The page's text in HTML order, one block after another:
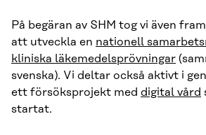
På begäran av SHM tog vi även
att utveckla en nationell
kliniska läkemedelsprövningar
svenska). Vi deltar också aktivt i
ett försöksprojekt med digital vård
startat.